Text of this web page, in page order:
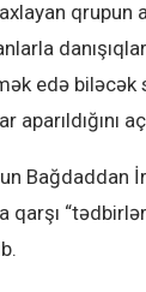
qrupun
edə biləcək
Bağdaddan
qarşı